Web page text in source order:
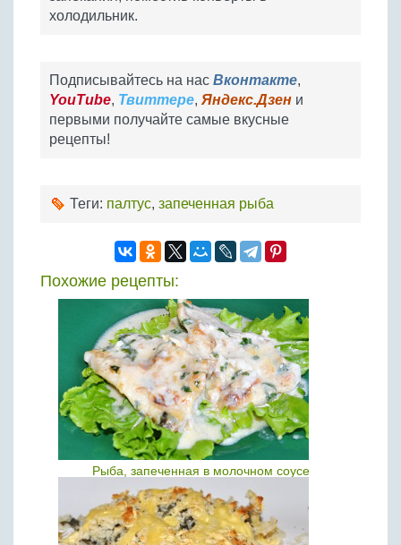
холодильник.
Подписывайтесь на нас Вконтакте,
YouTube, Твиттере, Яндекс.Дзен и
первыми получайте самые вкусные
рецепты!
Теги: палтус, запеченная рыба
Похожие рецепты:
Рыба, запеченная в молочном соусе